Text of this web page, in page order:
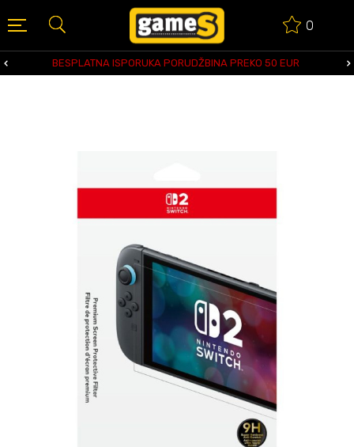
0
BESPLATNA ISPORUKA PORUDŽBINA PREKO 50 EUR